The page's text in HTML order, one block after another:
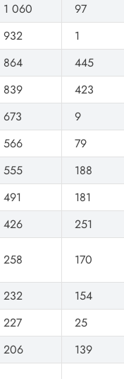
1 060 97
932 1
864 445
839 423
673 9
566 79
555 188
491 181
426 251
258 170
232 154
227 25
206 139